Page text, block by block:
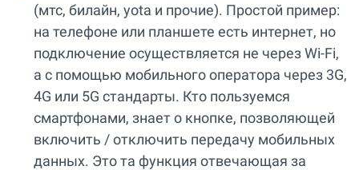
(мтс, билайн, yota и прочие). Простой пример:
на телефоне или планшете есть интернет, но
подключение осуществляется не через Wi-Fi,
а с помощью мобильного оператора через 3G,
4G или 5G стандарты. Кто пользуемся
смартфонами, знает о кнопке, позволяющей
включить / отключить передачу мобильных
данных. Это та функция отвечающая за